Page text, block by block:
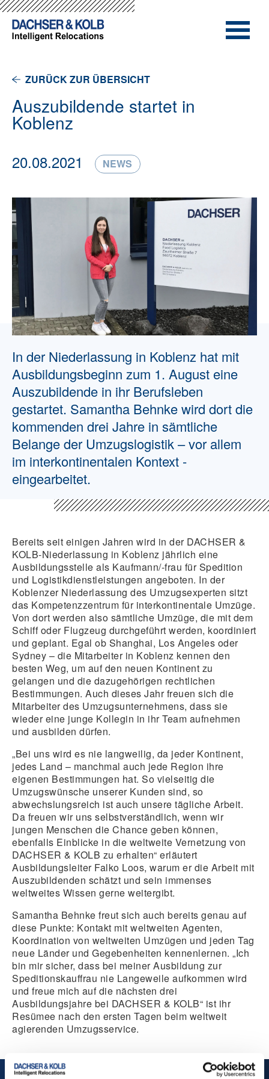
-->-->
ZURÜCK ZUR ÜBERSICHT
Auszubildende startet in
Koblenz
20.08.2021 NEWS
In der Niederlassung in Koblenz hat mit
Ausbildungsbeginn zum 1. August eine
Auszubildende in ihr Berufsleben
gestartet. Samantha Behnke wird dort die
kommenden drei Jahre in sämtliche
Belange der Umzugslogistik – vor allem
im interkontinentalen Kontext -
eingearbeitet.
Bereits seit einigen Jahren wird in der DACHSER &
KOLB-Niederlassung in Koblenz jährlich eine
Ausbildungsstelle als Kaufmann/-frau für Spedition
und Logistikdienstleistungen angeboten. In der
Koblenzer Niederlassung des Umzugsexperten sitzt
das Kompetenzzentrum für interkontinentale Umzüge.
Von dort werden also sämtliche Umzüge, die mit dem
Schiff oder Flugzeug durchgeführt werden, koordiniert
und geplant. Egal ob Shanghai, Los Angeles oder
Sydney – die Mitarbeiter in Koblenz kennen den
besten Weg, um auf den neuen Kontinent zu
gelangen und die dazugehörigen rechtlichen
Bestimmungen. Auch dieses Jahr freuen sich die
Mitarbeiter des Umzugsunternehmens, dass sie
wieder eine junge Kollegin in ihr Team aufnehmen
und ausbilden dürfen.
„Bei uns wird es nie langweilig, da jeder Kontinent,
jedes Land – manchmal auch jede Region ihre
eigenen Bestimmungen hat. So vielseitig die
Umzugswünsche unserer Kunden sind, so
abwechslungsreich ist auch unsere tägliche Arbeit.
Da freuen wir uns selbstverständlich, wenn wir
jungen Menschen die Chance geben können,
ebenfalls Einblicke in die weltweite Vernetzung von
DACHSER & KOLB zu erhalten“ erläutert
Ausbildungsleiter Falko Loos, warum er die Arbeit mit
Auszubildenden schätzt und sein immenses
weltweites Wissen gerne weitergibt.
Samantha Behnke freut sich auch bereits genau auf
diese Punkte: Kontakt mit weltweiten Agenten,
Koordination von weltweiten Umzügen und jeden Tag
neue Länder und Gegebenheiten kennenlernen. „Ich
bin mir sicher, dass bei meiner Ausbildung zur
Speditionskauffrau nie Langeweile aufkommen wird
und freue mich auf die nächsten drei
Ausbildungsjahre bei DACHSER & KOLB“ ist ihr
Resümee nach den ersten Tagen beim weltweit
agierenden Umzugsservice.